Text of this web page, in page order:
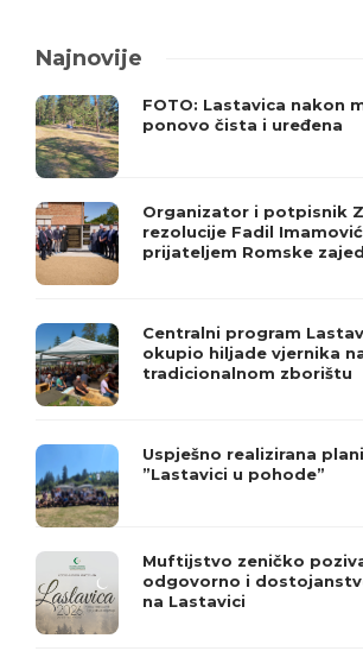
Najnovije
FOTO: Lastavica nakon
ponovo čista i uređena
Organizator i potpisnik
rezolucije Fadil
prijateljem Romske
Centralni program
okupio hiljade vjernika
tradicionalnom zborištu
Uspješno realizirana
”Lastavici u pohode”
Muftijstvo zeničko
odgovorno i
na Lastavici